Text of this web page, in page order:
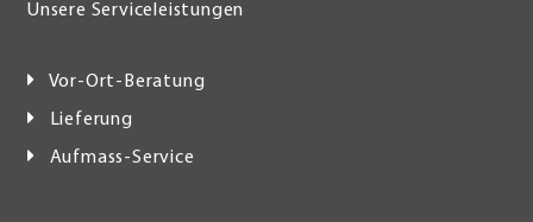
Unsere Serviceleistungen
Vor-Ort-Beratung
Lieferung
Aufmass-Service